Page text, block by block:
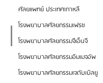
ศัลยแพทย์ ประเทศเกาหลี
โรงพยาบาลศัลยกรรมเฟรช
โรงพยาบาลศัลยกรรมจีเอ็นจี
โรงพยาบาลศัลยกรรมอิมเมจอัพ
โรงพยาบาลศัลยกรรมเจดับเบิลยู